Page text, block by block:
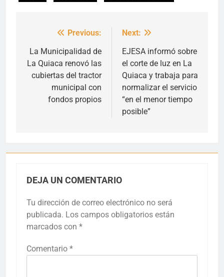
Navegación
de
entradas
Previous:
La Municipalidad de
La Quiaca renovó las
cubiertas del tractor
municipal con
fondos propios
Next:
EJESA informó sobre
el corte de luz en La
Quiaca y trabaja para
normalizar el servicio
“en el menor tiempo
posible”
DEJA UN COMENTARIO
Tu dirección de correo electrónico no será
publicada. Los campos obligatorios están
marcados con *
Comentario *